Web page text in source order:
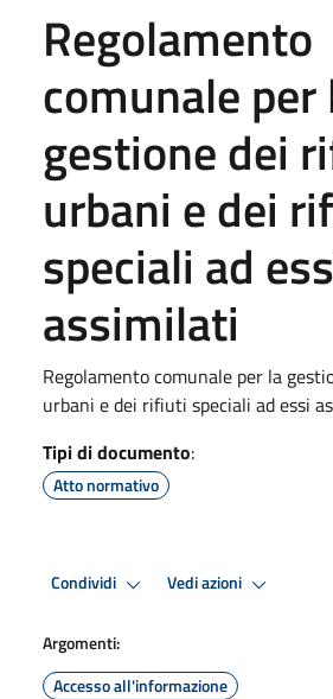
Regolamento
comunale per
gestione dei
urbani e dei
speciali ad
assimilati
Regolamento comunale per la
urbani e dei rifiuti speciali ad essi
Tipi di documento:
Atto normativo
Condividi Vedi azioni
Argomenti:
Accesso all'informazione